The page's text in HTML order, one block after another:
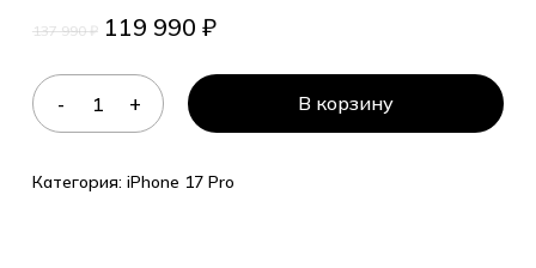
137 990₽ 119 990 ₽
В корзину
Категория: iPhone 17 Pro